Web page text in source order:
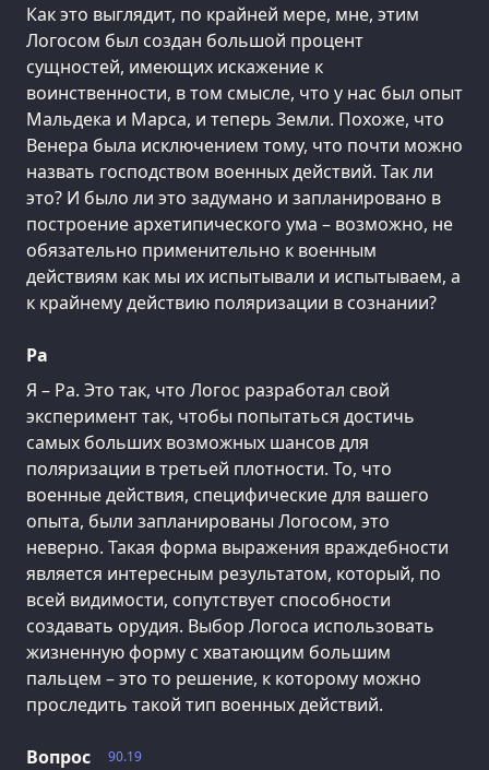
Как это выглядит, по крайней мере, мне, этим
Логосом был создан большой процент
сущностей, имеющих искажение к
воинственности, в том смысле, что у нас был опыт
Мальдека и Марса, и теперь Земли. Похоже, что
Венера была исключением тому, что почти можно
назвать господством военных действий. Так ли
это? И было ли это задумано и запланировано в
построение архетипического ума – возможно, не
обязательно применительно к военным
действиям как мы их испытывали и испытываем, а
к крайнему действию поляризации в сознании?
Ра
Я – Ра. Это так, что Логос разработал свой
эксперимент так, чтобы попытаться достичь
самых больших возможных шансов для
поляризации в третьей плотности. То, что
военные действия, специфические для вашего
опыта, были запланированы Логосом, это
неверно. Такая форма выражения враждебности
является интересным результатом, который, по
всей видимости, сопутствует способности
создавать орудия. Выбор Логоса использовать
жизненную форму с хватающим большим
пальцем – это то решение, к которому можно
проследить такой тип военных действий.
90.19
Вопрос